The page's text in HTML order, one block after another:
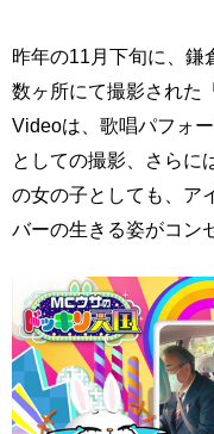
昨年の11月下旬に、鎌
数ヶ所にて撮影された
Videoは、歌唱パフォ
としての撮影、さらに
の女の子としても、ア
バーの生きる姿がコン